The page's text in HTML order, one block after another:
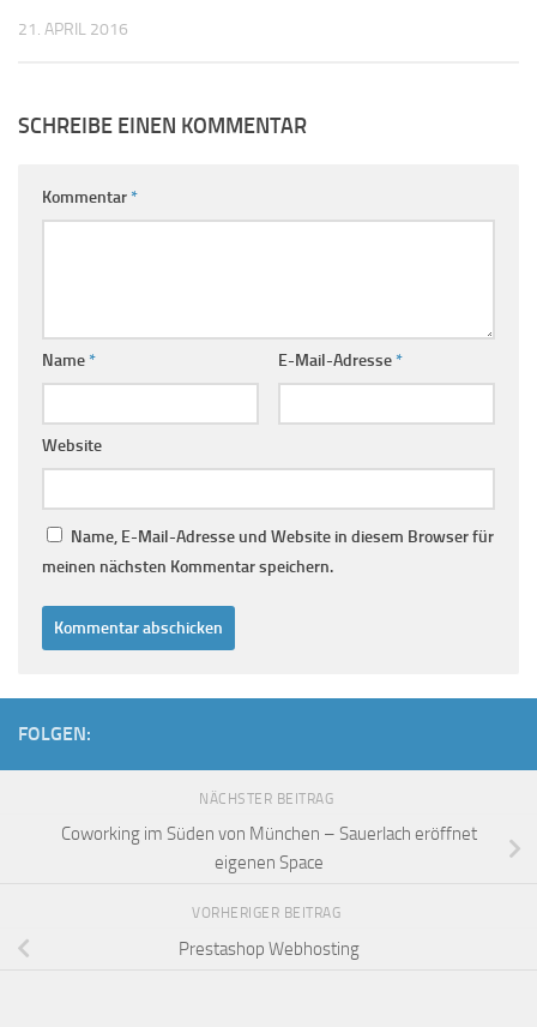
21. APRIL 2016
SCHREIBE EINEN KOMMENTAR
Kommentar*
Name* E-Mail-Adresse*
Website
Name, E-Mail-Adresse und Website in diesem Browser für
meinen nächsten Kommentar speichern.
FOLGEN:
NÄCHSTER BEITRAG
Coworking im Süden von München – Sauerlach eröffnet
eigenen Space
VORHERIGER BEITRAG
Prestashop Webhosting